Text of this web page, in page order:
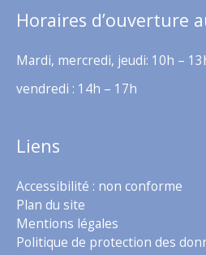
Horaires d’ouverture
Mardi, mercredi, jeudi: 10h –
vendredi : 14h – 17h
Liens
Accessibilité : non conforme
Plan du site
Mentions légales
Politique de protection des